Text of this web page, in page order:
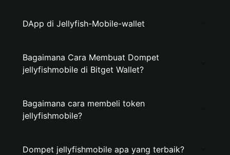
DApp di Jellyfish-Mobile-wallet
Bagaimana Cara Membuat Dompet
jellyfishmobile di Bitget Wallet?
Bagaimana cara membeli token
jellyfishmobile?
Dompet jellyfishmobile apa yang terbaik?